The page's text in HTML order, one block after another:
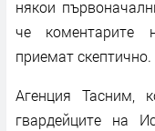
някои
че коментарите
приемат скептично.
Агенция Тасним,
гвардейците на